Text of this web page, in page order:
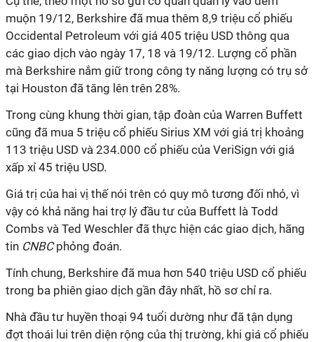
muộn 19/12, Berkshire đã mua thêm 8,9 triệu cổ phiếu
Occidental Petroleum với giá 405 triệu USD thông qua
các giao dịch vào ngày 17, 18 và 19/12. Lượng cổ phần
mà Berkshire nắm giữ trong công ty năng lượng có trụ sở
tại Houston đã tăng lên trên 28%.
Trong cùng khung thời gian, tập đoàn của Warren Buffett
cũng đã mua 5 triệu cổ phiếu Sirius XM với giá trị khoảng
113 triệu USD và 234.000 cổ phiếu của VeriSign với giá
xấp xỉ 45 triệu USD.
Giá trị của hai vị thế nói trên có quy mô tương đối nhỏ, vì
vậy có khả năng hai trợ lý đầu tư của Buffett là Todd
Combs và Ted Weschler đã thực hiện các giao dịch, hãng
tin CNBCphỏng đoán.
Tính chung, Berkshire đã mua hơn 540 triệu USD cổ phiếu
trong ba phiên giao dịch gần đây nhất, hồ sơ chỉ ra.
Nhà đầu tư huyền thoại 94 tuổi dường như đã tận dụng
đợt thoái lui trên diện rộng của thị trường, khi giá cổ phiếu